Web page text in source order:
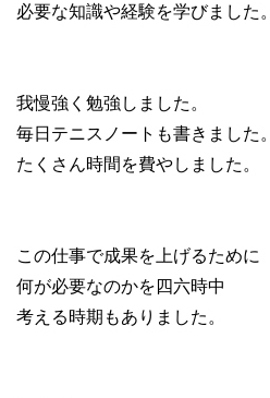
必要な知識や経験を学びました。
我慢強く勉強しました。
毎日テニスノートも書きました。
たくさん時間を費やしました。
この仕事で成果を上げるために
何が必要なのかを四六時中
考える時期もありました。